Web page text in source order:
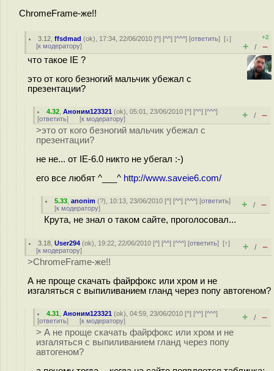
ChromeFrame-же!!
3.12 ,ffsdmad (ok), 17:34, 22/06/2010 [^] [^^] [^^^] [ответить][↓]
[к модератору]
+2
+ / –
что такое IE ?
это от кого безногий мальчик убежал с
презентации?
4.32 ,Аноним123321 (ok), 05:01, 23/06/2010 [^] [^^] [^^^]
[ответить] [к модератору] + / –
>это от кого безногий мальчик убежал с
презентации?
не не... от IE-6.0 никто не убегал :-)
его все любят ^___^ http://www.saveie6.com/
5.33 ,anonim (?), 10:13, 23/06/2010 [^] [^^] [^^^] [ответить]
[к модератору] + / –
Крута, не знал о таком сайте, проголосовал...
3.18 ,User294 (ok), 19:22, 22/06/2010 [^] [^^] [^^^] [ответить][↑]
[к модератору] + / –
>ChromeFrame-же!!
А не проще скачать файрфокс или хром и не
изгаляться с выпиливанием гланд через попу автогеном?
4.31 ,Аноним123321 (ok), 04:59, 23/06/2010 [^] [^^] [^^^]
[ответить] [к модератору] + / –
> А не проще скачать файрфокс или хром и не
изгаляться с выпиливанием гланд через попу
автогеном?